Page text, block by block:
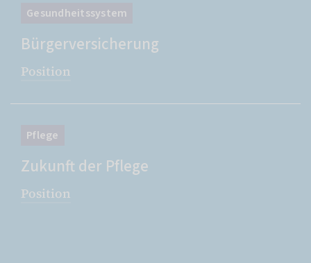
Gesundheitssystem
Bürgerversicherung
Position
Pflege
Zukunft der Pflege
Position